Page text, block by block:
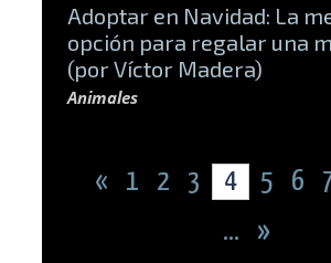
Adoptar en Navidad: La
opción para regalar una
(por Víctor Madera)
Animales
« 1 2 3 4 5 6
...
»